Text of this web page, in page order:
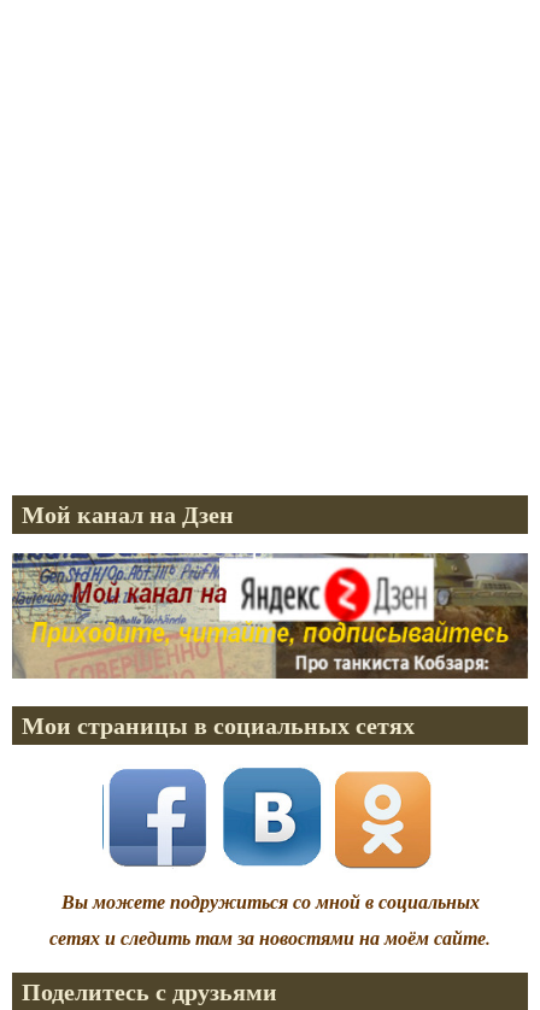
Мой канал на Дзен
Мои страницы в социальных сетях
Вы можете подружиться со мной в социальных
сетях и следить там за новостями на моём сайте.
Поделитесь с друзьями